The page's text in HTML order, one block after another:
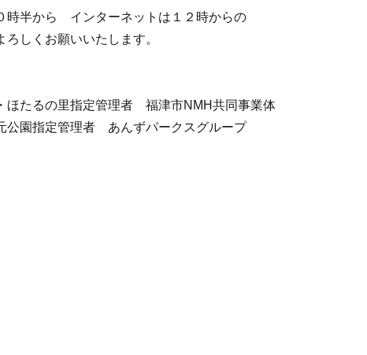
半から インターネットは１２時からの
しくお願いいたします。
ほたるの里指定管理者 福津市NMH共同事業体
公園指定管理者 あんずパークスグループ